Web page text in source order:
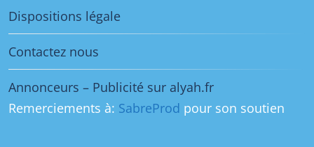
Dispositions légale
Contactez nous
Annonceurs – Publicité sur alyah.fr
Remerciements à: SabreProd pour son soutien